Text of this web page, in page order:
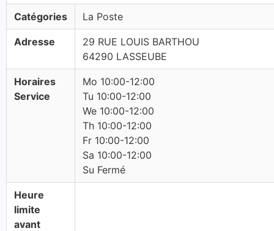
Catégories La Poste
Adresse
29 RUE LOUIS BARTHOU
64290 LASSEUBE
Horaires
Service
Mo 10:00-12:00
Tu 10:00-12:00
We 10:00-12:00
Th 10:00-12:00
Fr 10:00-12:00
Sa 10:00-12:00
Su Fermé
Heure
limite
avant